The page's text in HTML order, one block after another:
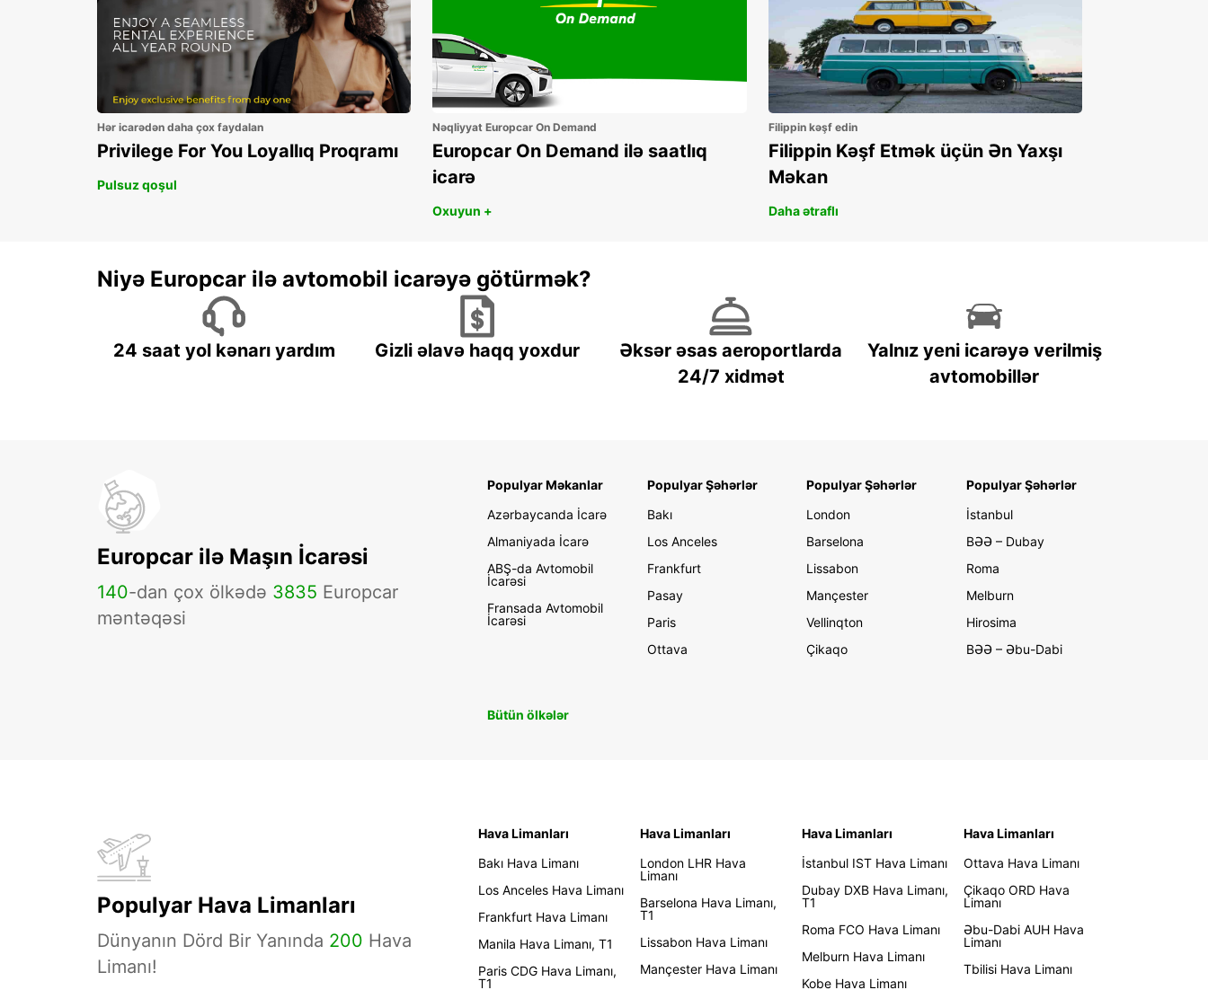
Hər icarədən daha çox faydalan
Privilege For You Loyallıq Proqramı
Pulsuz qoşul
Nəqliyyat Europcar On Demand
Europcar On Demand ilə saatlıq
icarə
Oxuyun +
Filippin kəşf edin
Filippin Kəşf Etmək üçün Ən Yaxşı
Məkan
Daha ətraflı
Niyə Europcar ilə avtomobil icarəyə götürmək?
24 saat yol kənarı yardım Gizli əlavə haqq yoxdur
Əksər əsas aeroportlarda
24/7 xidmət
Yalnız yeni icarəyə verilmiş
avtomobillər
Europcar ilə Maşın İcarəsi
140-dan çox ölkədə 3835 Europcar
məntəqəsi
Populyar Məkanlar
Azərbaycanda İcarə
Almaniyada İcarə
ABŞ-da Avtomobil
İcarəsi
Fransada Avtomobil
İcarəsi
Populyar Şəhərlər
Bakı
Los Anceles
Frankfurt
Pasay
Paris
Ottava
Populyar Şəhərlər
London
Barselona
Lissabon
Mançester
Vellinqton
Çikaqo
Populyar Şəhərlər
İstanbul
BƏƏ – Dubay
Roma
Melburn
Hirosima
BƏƏ – Əbu-Dabi
Bütün ölkələr
Populyar Hava Limanları
Dünyanın Dörd Bir Yanında 200 Hava
Limanı!
Hava Limanları
Bakı Hava Limanı
Los Anceles Hava Limanı
Frankfurt Hava Limanı
Manila Hava Limanı, T1
Paris CDG Hava Limanı,
T1
Hava Limanları
London LHR Hava
Limanı
Barselona Hava Limanı,
T1
Lissabon Hava Limanı
Mançester Hava Limanı
Hava Limanları
İstanbul IST Hava Limanı
Dubay DXB Hava Limanı,
T1
Roma FCO Hava Limanı
Melburn Hava Limanı
Kobe Hava Limanı
Hava Limanları
Ottava Hava Limanı
Çikaqo ORD Hava
Limanı
Əbu-Dabi AUH Hava
Limanı
Tbilisi Hava Limanı